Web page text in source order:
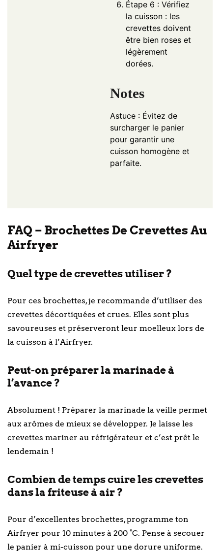
Étape 6 : Vérifiez
la cuisson : les
crevettes doivent
être bien roses et
légèrement
dorées.
Notes
Astuce : Évitez de
surcharger le panier
pour garantir une
cuisson homogène et
parfaite.
FAQ – Brochettes De Crevettes Au
Airfryer
Quel type de crevettes utiliser ?
Pour ces brochettes, je recommande d’utiliser des
crevettes décortiquées et crues. Elles sont plus
savoureuses et préserveront leur moelleux lors de
la cuisson à l’Airfryer.
Peut-on préparer la marinade à
l’avance ?
Absolument ! Préparer la marinade la veille permet
aux arômes de mieux se développer. Je laisse les
crevettes mariner au réfrigérateur et c’est prêt le
lendemain !
Combien de temps cuire les crevettes
dans la friteuse à air ?
Pour d’excellentes brochettes, programme ton
Airfryer pour 10 minutes à 200 °C. Pense à secouer
le panier à mi-cuisson pour une dorure uniforme.